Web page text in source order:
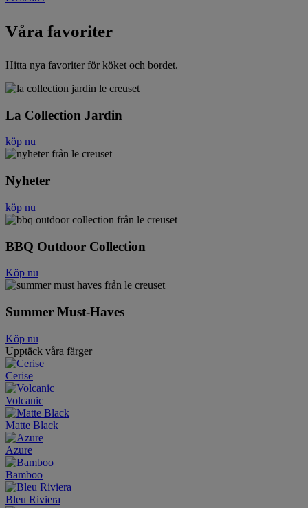
Våra favoriter
Hitta nya favoriter för köket och bordet.
La Collection Jardin
köp nu
Nyheter
köp nu
BBQ Outdoor Collection
Köp nu
Summer Must-Haves
Köp nu
Upptäck våra färger
Cerise
Volcanic
Matte Black
Azure
Bamboo
Bleu Riviera